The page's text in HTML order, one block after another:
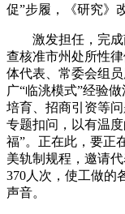
促”步履，《研究》
激发担任，完成
查核准市州处所性
体代表、常委会组
广“临洮模式”经验
培育、招商引资等
专题扣问，以有温
福”。正在此，要正
美轨制规程，邀请
370人次，使工做的
声音。